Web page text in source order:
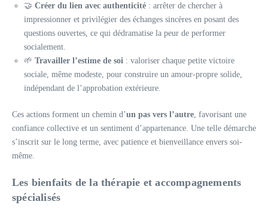
🤝 Créer du lien avec authenticité : arrêter de chercher à
impressionner et privilégier des échanges sincères en posant des
questions ouvertes, ce qui dédramatise la peur de performer
socialement.
🌱 Travailler l’estime de soi : valoriser chaque petite victoire
sociale, même modeste, pour construire un amour-propre solide,
indépendant de l’approbation extérieure.
Ces actions forment un chemin d’un pas vers l’autre , favorisant une
confiance collective et un sentiment d’appartenance. Une telle démarche
s’inscrit sur le long terme, avec patience et bienveillance envers soi-
même.
Les bienfaits de la thérapie et accompagnements
spécialisés